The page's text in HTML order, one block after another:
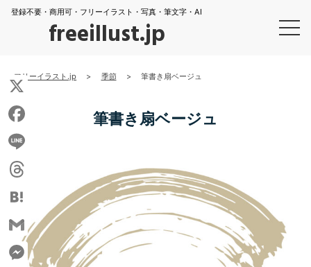
登録不要・商用可・フリーイラスト・写真・筆文字・AI
freeillust.jp
フリーイラスト.jp > 季節 > 筆書き扇ベージュ
筆書き扇ベージュ
X
Facebook
Line
Threads
Hatena
Gmail